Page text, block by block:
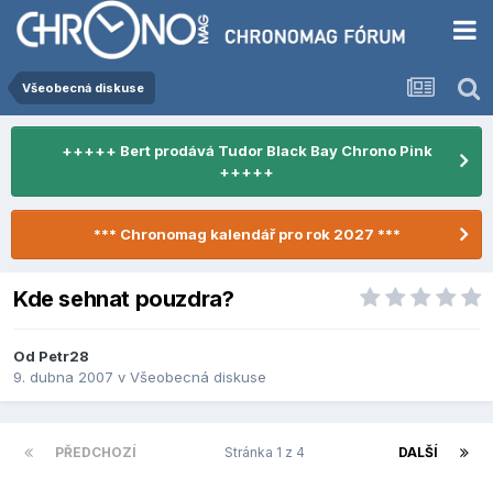
Všeobecná diskuse
+++++ Bert prodává Tudor Black Bay Chrono Pink
+++++
*** Chronomag kalendář pro rok 2027 ***
Kde sehnat pouzdra?
Od Petr28
9. dubna 2007 v Všeobecná diskuse
PŘEDCHOZÍ DALŠÍ
Stránka 1 z 4